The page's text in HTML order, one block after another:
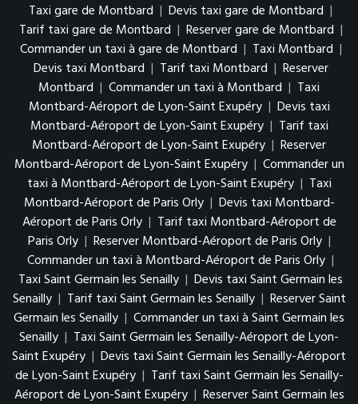
Taxi gare de Montbard | Devis taxi gare de Montbard |
Tarif taxi gare de Montbard | Reserver gare de Montbard |
Commander un taxi à gare de Montbard | Taxi Montbard |
Devis taxi Montbard | Tarif taxi Montbard | Reserver
Montbard | Commander un taxi à Montbard | Taxi
Montbard-Aéroport de Lyon-Saint Exupéry | Devis taxi
Montbard-Aéroport de Lyon-Saint Exupéry | Tarif taxi
Montbard-Aéroport de Lyon-Saint Exupéry | Reserver
Montbard-Aéroport de Lyon-Saint Exupéry | Commander un
taxi à Montbard-Aéroport de Lyon-Saint Exupéry | Taxi
Montbard-Aéroport de Paris Orly | Devis taxi Montbard-
Aéroport de Paris Orly | Tarif taxi Montbard-Aéroport de
Paris Orly | Reserver Montbard-Aéroport de Paris Orly |
Commander un taxi à Montbard-Aéroport de Paris Orly |
Taxi Saint Germain les Senailly | Devis taxi Saint Germain les
Senailly | Tarif taxi Saint Germain les Senailly | Reserver Saint
Germain les Senailly | Commander un taxi à Saint Germain les
Senailly | Taxi Saint Germain les Senailly-Aéroport de Lyon-
Saint Exupéry | Devis taxi Saint Germain les Senailly-Aéroport
de Lyon-Saint Exupéry | Tarif taxi Saint Germain les Senailly-
Aéroport de Lyon-Saint Exupéry | Reserver Saint Germain les